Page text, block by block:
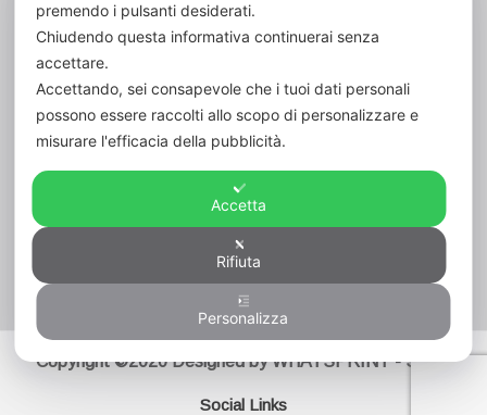
Visitatori75
Copyright ©2020 Designed by WHATSPRINT - Serba
Social Links
premendo i pulsanti desiderati.
Chiudendo questa informativa continuerai senza
accettare.
Accettando, sei consapevole che i tuoi dati personali
possono essere raccolti allo scopo di personalizzare e
misurare l'efficacia della pubblicità.
Accetta
Rifiuta
Personalizza